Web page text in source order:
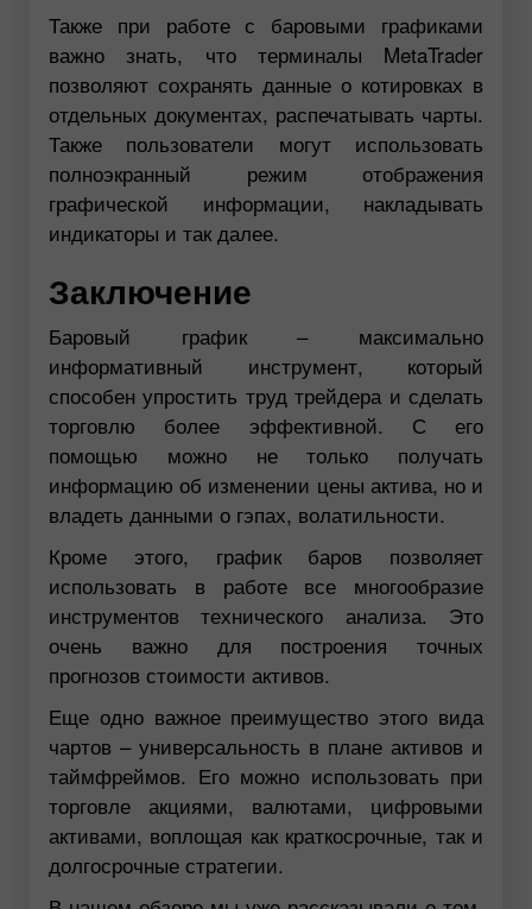
Также при работе с баровыми графиками
важно знать, что терминалы MetaTrader
позволяют сохранять данные о котировках в
отдельных документах, распечатывать чарты.
Также пользователи могут использовать
полноэкранный режим отображения
графической информации, накладывать
индикаторы и так далее.
Заключение
Баровый график – максимально
информативный инструмент, который
способен упростить труд трейдера и сделать
торговлю более эффективной. С его
помощью можно не только получать
информацию об изменении цены актива, но и
владеть данными о гэпах, волатильности.
Кроме этого, график баров позволяет
использовать в работе все многообразие
инструментов технического анализа. Это
очень важно для построения точных
прогнозов стоимости активов.
Еще одно важное преимущество этого вида
чартов – универсальность в плане активов и
таймфреймов. Его можно использовать при
торговле акциями, валютами, цифровыми
активами, воплощая как краткосрочные, так и
долгосрочные стратегии.